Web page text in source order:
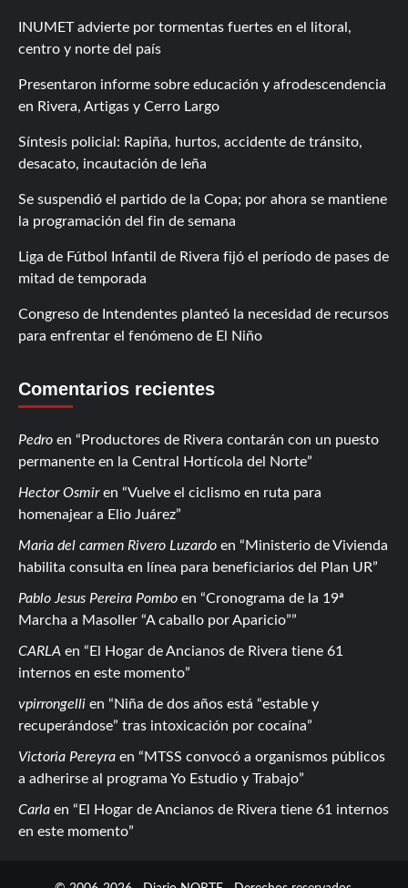
INUMET advierte por tormentas fuertes en el litoral,
centro y norte del país
Presentaron informe sobre educación y afrodescendencia
en Rivera, Artigas y Cerro Largo
Síntesis policial: Rapiña, hurtos, accidente de tránsito,
desacato, incautación de leña
Se suspendió el partido de la Copa; por ahora se mantiene
la programación del fin de semana
Liga de Fútbol Infantil de Rivera fijó el período de pases de
mitad de temporada
Congreso de Intendentes planteó la necesidad de recursos
para enfrentar el fenómeno de El Niño
Comentarios recientes
Pedro en
Productores de Rivera contarán con un puesto
permanente en la Central Hortícola del Norte
Hector Osmiren
Vuelve el ciclismo en ruta para
homenajear a Elio Juárez
Maria del carmen Rivero Luzardo en
Ministerio de Vivienda
habilita consulta en línea para beneficiarios del Plan UR
Pablo Jesus Pereira Pombo en
Cronograma de la 19ª
Marcha a Masoller “A caballo por Aparicio”
CARLA en
El Hogar de Ancianos de Rivera tiene 61
internos en este momento
vpirrongelli en
Niña de dos años está “estable y
recuperándose” tras intoxicación por cocaína
Victoria Pereyra en
MTSS convocó a organismos públicos
a adherirse al programa Yo Estudio y Trabajo
Carla en
El Hogar de Ancianos de Rivera tiene 61 internos
en este momento